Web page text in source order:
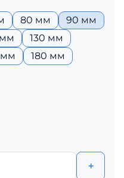
80 мм
90 мм
130 мм
мм
180 мм
+